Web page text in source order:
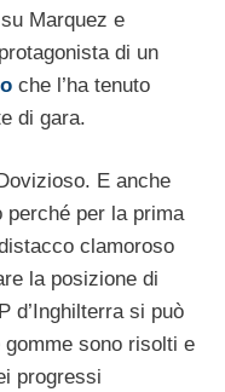
Marquez e
di un
che l’ha tenuto
di gara.
E anche
perché per la prima
clamoroso
la posizione di
d’Inghilterra si può
sono risolti e
progressi